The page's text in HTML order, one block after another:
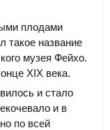
плодами
такое название
музея Фейхо.
XIX века.
и стало
и в
по всей